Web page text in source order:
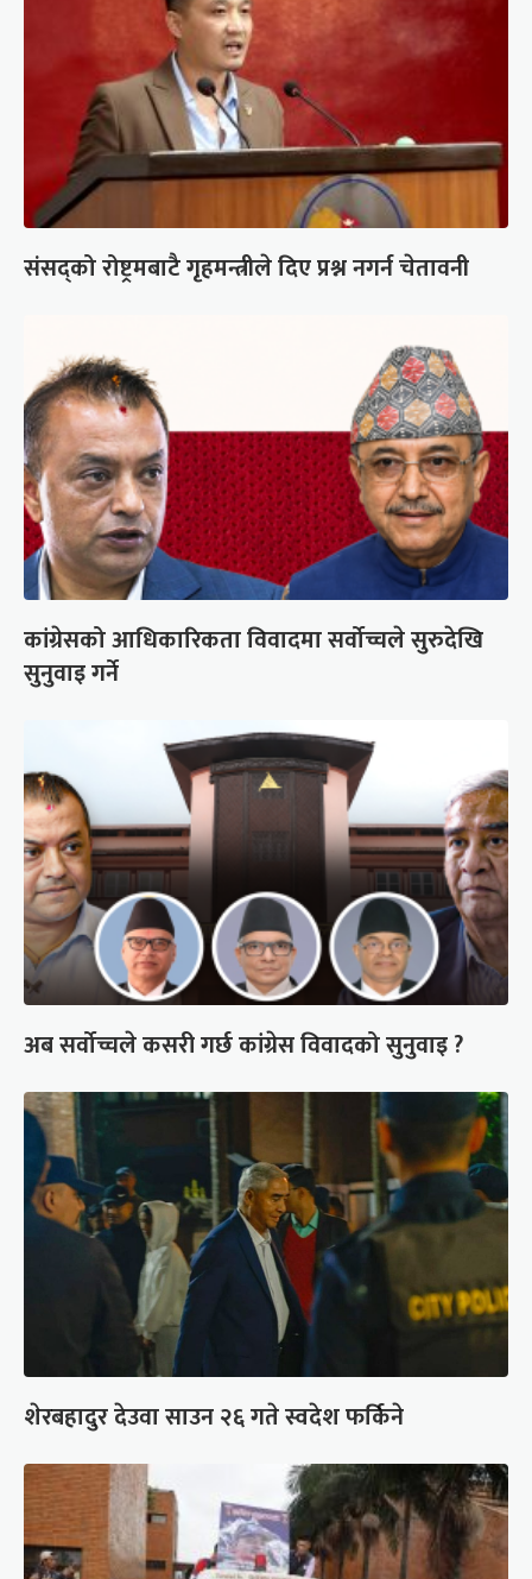
संसद्को रोष्ट्रमबाटै गृहमन्त्रीले दिए प्रश्न नगर्न चेतावनी
कांग्रेसको आधिकारिकता विवादमा सर्वोच्चले सुरुदेखि
सुनुवाइ गर्ने
अब सर्वोच्चले कसरी गर्छ कांग्रेस विवादको सुनुवाइ ?
शेरबहादुर देउवा साउन २६ गते स्वदेश फर्किने